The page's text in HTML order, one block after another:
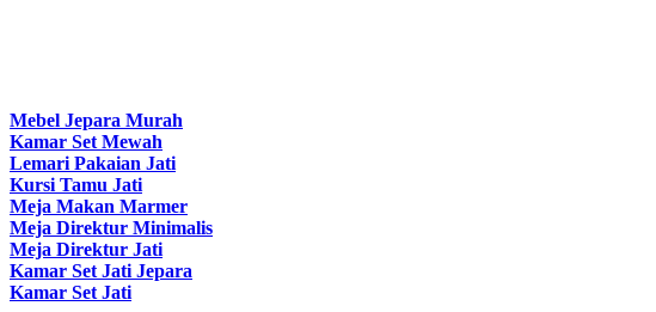
Mebel Jepara Murah
Kamar Set Mewah
Lemari Pakaian Jati
Kursi Tamu Jati
Meja Makan Marmer
Meja Direktur Minimalis
Meja Direktur Jati
Kamar Set Jati Jepara
Kamar Set Jati